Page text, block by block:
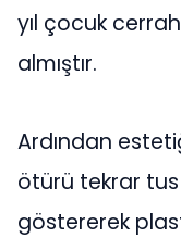
yıl çocuk
almıştır.
Ardından
ötürü tekrar tus
göstererek